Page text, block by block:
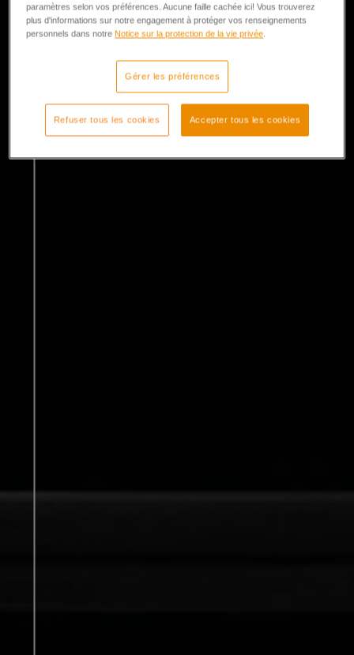
paramètres selon vos préférences. Aucune faille cachée ici! Vous trouverez
plus d'informations sur notre engagement à protéger vos renseignements
personnels dans notre Notice sur la protection de la vie privée.
Gérer les préférences
Refuser tous les cookies Accepter tous les cookies